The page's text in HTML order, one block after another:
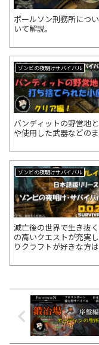
ポールソン刑務所につ
いて解説。
ゾンビの夜明けサバイバル
バンディットの野営地
や使用した武器などのま
ゾンビの夜明けサバイバル
滅亡後の世界で生き抜
の高いクエストが充実
りクラフトが好きな方